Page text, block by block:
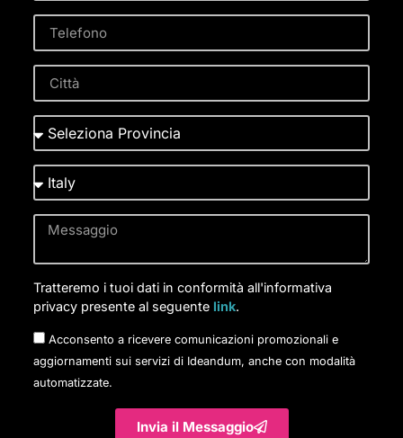
Tratteremo i tuoi dati in conformità all'informativa
privacy presente al seguente link.
Acconsento a ricevere comunicazioni promozionali e
aggiornamenti sui servizi di Ideandum, anche con modalità
automatizzate.
Invia il Messaggio